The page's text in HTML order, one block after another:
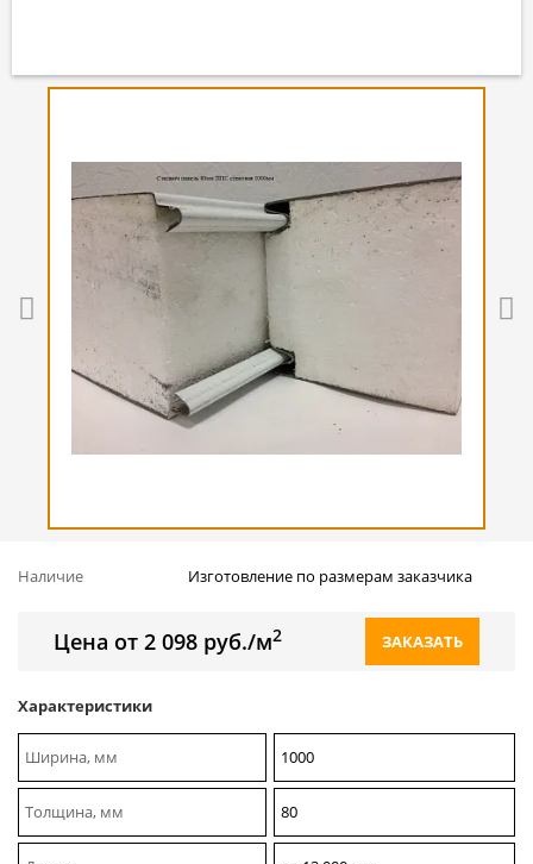
Наличие Изготовление по размерам заказчика
Цена от 2 098 руб./м2 ЗАКАЗАТЬ
Характеристики
Ширина, мм 1000
Толщина, мм 80